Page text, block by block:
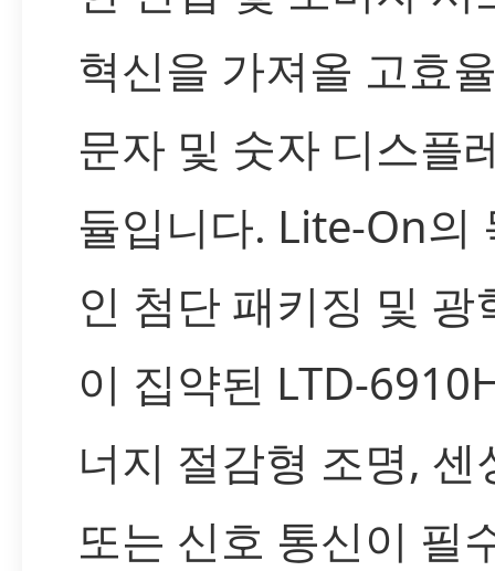
혁신을 가져올 고효
문자 및 숫자 디스플
듈입니다. Lite-On의
인 첨단 패키징 및 광
이 집약된 LTD-
너지 절감형 조명, 센
또는 신호 통신이 필